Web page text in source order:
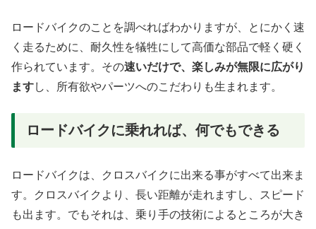
ロードバイクのことを調べればわかりますが、とにかく速
く走るために、耐久性を犠牲にして高価な部品で軽く硬く
作られています。その速いだけで、楽しみが無限に広がり
ますし、所有欲やパーツへのこだわりも生まれます。
ロードバイクに乗れれば、何でもできる
ロードバイクは、クロスバイクに出来る事がすべて出来ま
す。クロスバイクより、長い距離が走れますし、スピード
も出ます。でもそれは、乗り手の技術によるところが大き